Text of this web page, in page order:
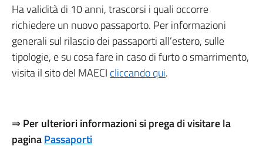
Ha validità di 10 anni, trascorsi i quali occorre
richiedere un nuovo passaporto. Per informazioni
generali sul rilascio dei passaporti all’estero, sulle
tipologie, e su cosa fare in caso di furto o smarrimento,
visita il sito del MAECI cliccando qui.
⇒Per ulteriori informazioni si prega di visitare la
paginaPassaporti